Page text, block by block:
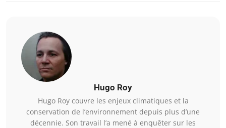
Hugo Roy
Hugo Roy couvre les enjeux climatiques et la
conservation de l’environnement depuis plus d’une
décennie. Son travail l’a mené à enquêter sur les